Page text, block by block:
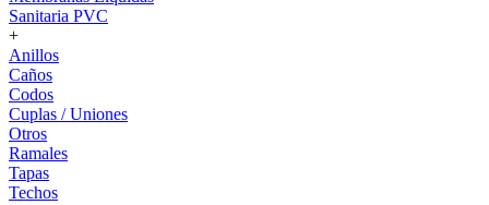
Sanitaria PVC
+
Anillos
Caños
Codos
Cuplas / Uniones
Otros
Ramales
Tapas
Techos